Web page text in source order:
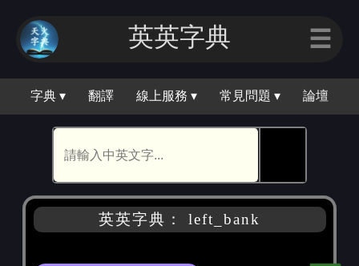
英英字典 ☰
字典 ▾ 翻譯 線上服務 ▾ 常見問題 ▾ 論壇
英英字典： left_bank